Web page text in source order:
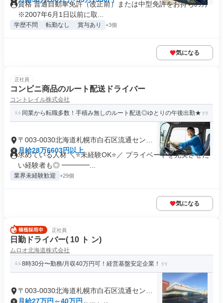
資格 普通自動車免許（改正前）または中型免許をお持ちの方
※2007年6月1日以前に取...
学歴不問 転勤なし 賞与あり +3個
気になる
正社員
コンビニ商品のルート配送ドライバー
コントレイル株式会社
同業から転職多数！手積み無しのルート配送◎ゆとりの午後出勤★
〒003-0030北海道札幌市白石区流通センタ
ー
月給28万6603円以上
求めている人材 ＼⭐未経験OK⭐／ プライベートを充実させた
い経験者も◎ ━━━━...
業界未経験歓迎 +29個
気になる
正社員
日勤ドライバー( 10 ト ン)
ムロオ北海道株式会社
8時30分〜勤務/月収40万円可！経営基盤安定企業！
〒003-0030北海道札幌市白石区流通センタ
ー
月給27万円～40万円